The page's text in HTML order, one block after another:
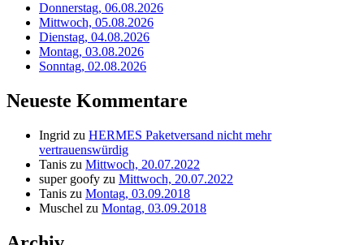
Donnerstag, 06.08.2026
Mittwoch, 05.08.2026
Dienstag, 04.08.2026
Montag, 03.08.2026
Sonntag, 02.08.2026
Neueste Kommentare
Ingrid zu HERMES Paketversand nicht mehr
vertrauenswürdig
Tanis zu Mittwoch, 20.07.2022
super goofy zu Mittwoch, 20.07.2022
Tanis zu Montag, 03.09.2018
Muschel zu Montag, 03.09.2018